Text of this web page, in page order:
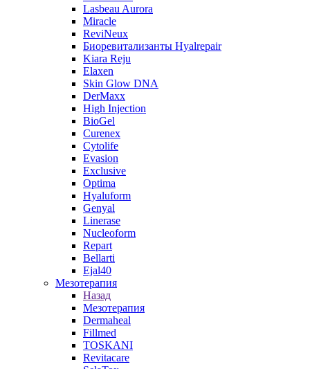
Lasbeau Aurora
Miracle
ReviNeux
Биоревитализанты Hyalrepair
Kiara Reju
Elaxen
Skin Glow DNA
DerMaxx
High Injection
BioGel
Curenex
Cytolife
Evasion
Exclusive
Optima
Hyaluform
Genyal
Linerase
Nucleoform
Repart
Bellarti
Ejal40
Мезотерапия
Назад
Мезотерапия
Dermaheal
Fillmed
TOSKANI
Revitacare